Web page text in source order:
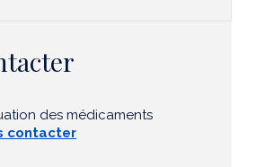
des médicaments
contacter